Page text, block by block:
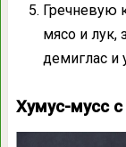
Гречневую
мясо и лук,
демиглас и
Хумус-мусс